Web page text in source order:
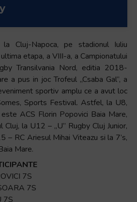
Cluj-Napoca, pe stadionul Iuliu
etapa, a VIII-a, a Campionatului
Transilvania Nord, editia 2018-
a pus in joc Trofeul „Csaba Gal”, a
sportiv amplu ce a avut loc
Sports Festival. Astfel, la U8,
ACS Florin Popovici Baia Mare,
la U12 – „U” Rugby Cluj Junior,
– RC Ariesul Mihai Viteazu si la 7’s,
Mare.
7S
7S
7S